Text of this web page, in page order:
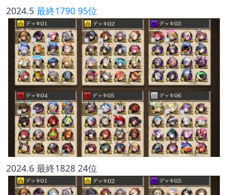
2024.5 最終1790 95位
2024.6 最終1828 24位